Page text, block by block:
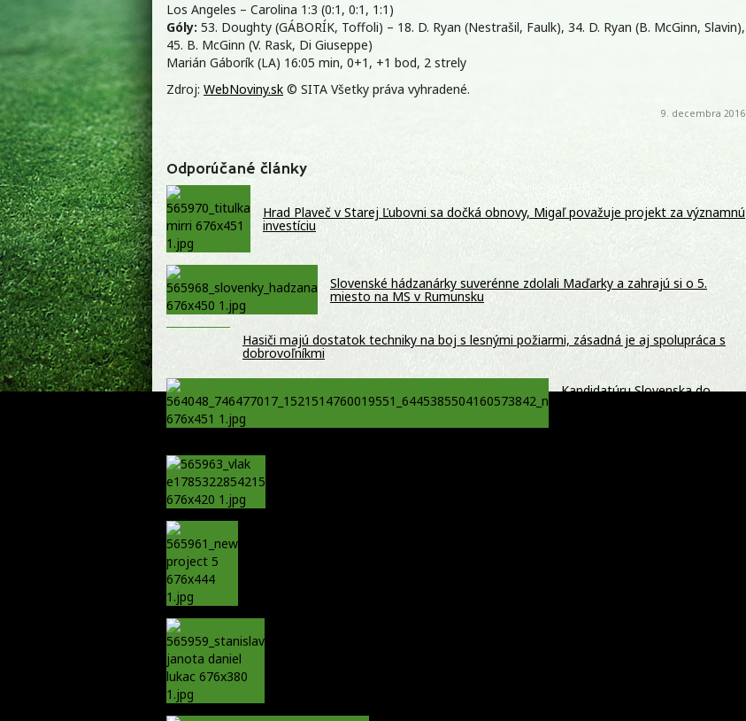
Los Angeles – Carolina 1:3 (0:1, 0:1, 1:1)
Góly: 53. Doughty (GÁBORÍK, Toffoli) – 18. D. Ryan (Nestrašil, Faulk), 34. D. Ryan (B. McGinn, Slavin),
45. B. McGinn (V. Rask, Di Giuseppe)
Marián Gáborík (LA) 16:05 min, 0+1, +1 bod, 2 strely
Zdroj: WebNoviny.sk © SITA Všetky práva vyhradené.
9. decembra 2016
Odporúčané články
Hrad Plaveč v Starej Ľubovni sa dočká obnovy, Migaľ považuje projekt za významnú
investíciu
Slovenské hádzanárky suverénne zdolali Maďarky a zahrajú si o 5.
miesto na MS v Rumunsku
Hasiči majú dostatok techniky na boj s lesnými požiarmi, zásadná je aj spolupráca s
dobrovoľníkmi
Kandidatúru Slovenska do